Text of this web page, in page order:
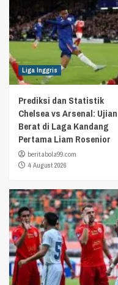
Liga Inggris
Prediksi dan Statistik
Chelsea vs Arsenal: Ujian
Berat di Laga Kandang
Pertama Liam Rosenior
beritabola99.com
4 August 2026